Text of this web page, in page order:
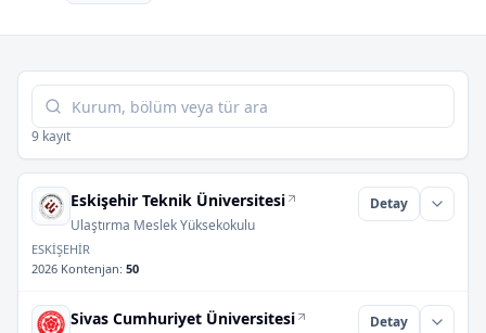
Tabloda ara
9 kayıt
Eskişehir Teknik Üniversitesi
Ulaştırma Meslek Yüksekokulu
Detay
ESKİŞEHİR
2026 Kontenjan: 50
Sivas Cumhuriyet Üniversitesi Detay